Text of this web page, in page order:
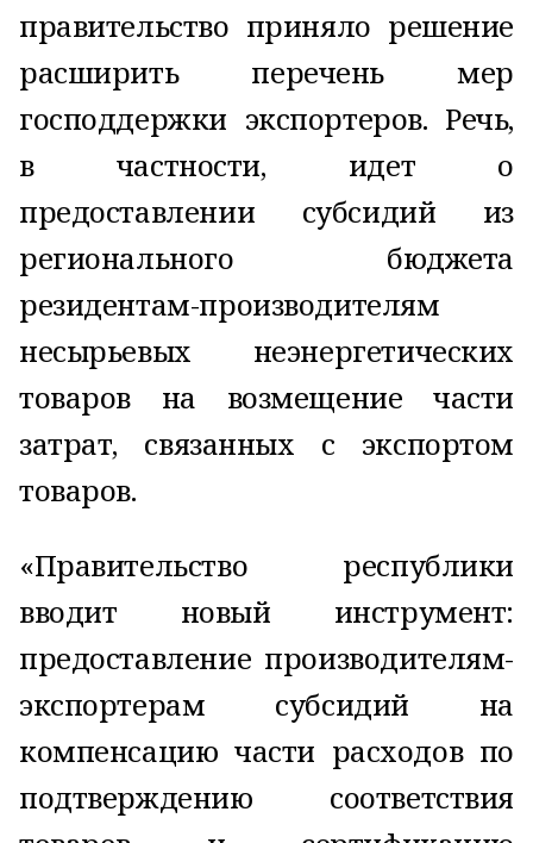
правительство приняло решение
расширить перечень мер
господдержки экспортеров. Речь,
в частности, идет о
предоставлении субсидий из
регионального бюджета
резидентам-производителям
несырьевых неэнергетических
товаров на возмещение части
затрат, связанных с экспортом
товаров.
«Правительство республики
вводит новый инструмент:
предоставление производителям-
экспортерам субсидий на
компенсацию части расходов по
подтверждению соответствия